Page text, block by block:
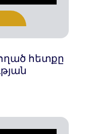
հետքը